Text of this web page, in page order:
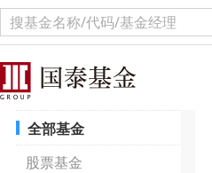
全部基金
股票基金